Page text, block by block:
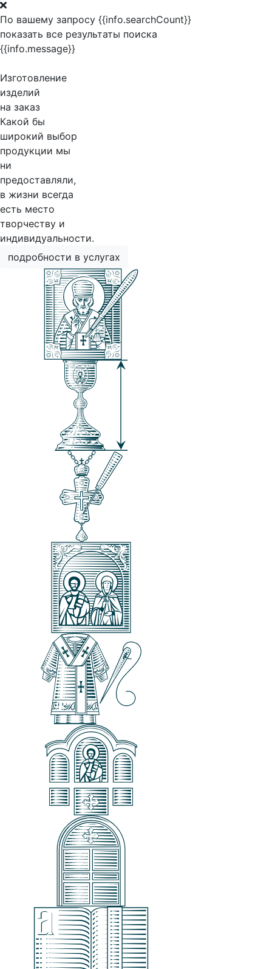
По вашему запросу {{info.searchCount}}
показать все результаты поиска
{{info.message}}
Изготовление
изделий
на заказ
Какой бы
широкий выбор
продукции мы
ни
предоставляли,
в жизни всегда
есть место
творчеству и
индивидуальности.
подробности в услугах